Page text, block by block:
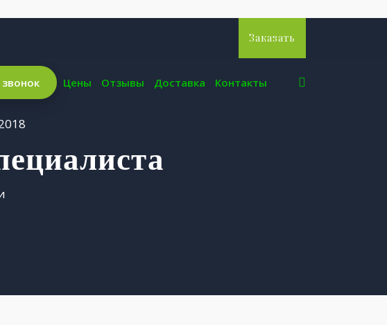
Заказать
Цены Отзывы Доставка Контакты